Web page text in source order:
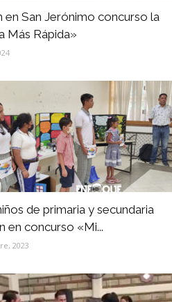
en San Jerónimo concurso la
Más Rápida»
de primaria y secundaria
en concurso «Mi...
2023